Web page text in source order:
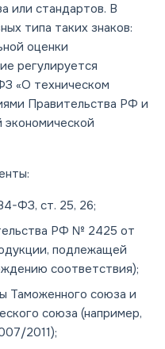
или стандартов. В
типа таких знаков:
оценки
регулируется
«О техническом
Правительства РФ и
экономической
ФЗ, ст. 25, 26;
РФ № 2425 от
подлежащей
соответствия);
Таможенного союза и
союза (например,
2011);